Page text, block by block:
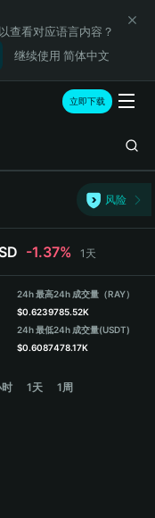
以查看对应语言内容？
继续使用 简体中文
立即下载
风险
-1.37% 1天
24h 最高
$0.6239
24h 最低
$0.6087
24h 成交量（RAY）
785.52K
24h 成交量(USDT)
478.17K
1天 1周